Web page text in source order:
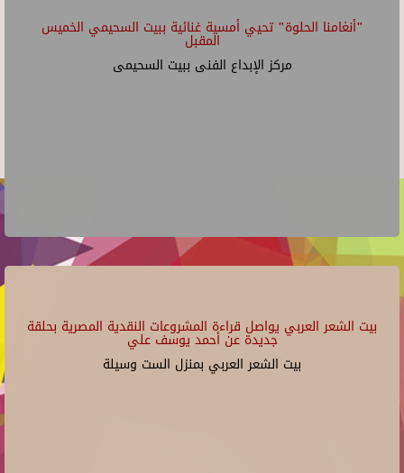
"أنغامنا الحلوة" تحيي أمسية غنائية ببيت السحيمي الخميس
المقبل
مركز الإبداع الفنى ببيت السحيمى
بيت الشعر العربي يواصل قراءة المشروعات النقدية المصرية بحلقة
جديدة عن أحمد يوسف علي
بيت الشعر العربي بمنزل الست وسيلة